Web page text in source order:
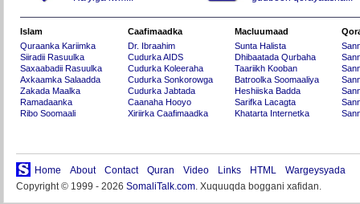
Islam
Quraanka Kariimka
Siiradii Rasuulka
Saxaabadii Rasuulka
Axkaamka Salaadda
Zakada Maalka
Ramadaanka
Ribo Soomaali
Caafimaadka
Dr. Ibraahim
Cudurka AIDS
Cudurka Koleeraha
Cudurka Sonkorowga
Cudurka Jabtada
Caanaha Hooyo
Xiriirka Caafimaadka
Macluumaad
Sunta Halista
Dhibaatada Qurbaha
Taariikh Kooban
Batroolka Soomaaliya
Heshiiska Badda
Sarifka Lacagta
Khatarta Internetka
Home About Contact Quran Video Links HTML
Wargeysyada
Copyright © 1999 - 2026 SomaliTalk.com. Xuquuqda boggani xafidan.